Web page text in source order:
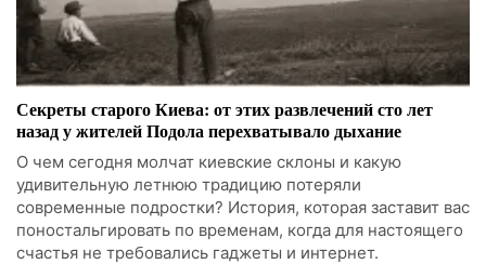
Секреты старого Киева: от этих развлечений сто лет
назад у жителей Подола перехватывало дыхание
О чем сегодня молчат киевские склоны и какую
удивительную летнюю традицию потеряли
современные подростки? История, которая заставит вас
поностальгировать по временам, когда для настоящего
счастья не требовались гаджеты и интернет.